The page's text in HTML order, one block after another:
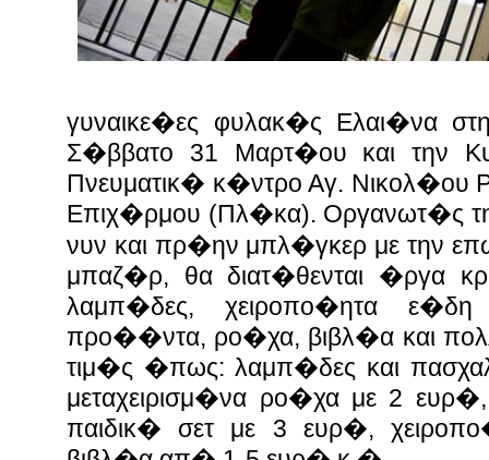
γυναικε�ες φυλακ�ς Ελαι�να
Σ�ββατο 31 Μαρτ�ου και την
Πνευματικ� κ�ντρο Αγ. Νικολ�ου
Επιχ�ρμου (Πλ�κα). Οργανωτ�ς
νυν και πρ�ην μπλ�γκερ με την
μπαζ�ρ, θα διατ�θενται �ργα
λαμπ�δες, χειροπο�ητα
προ��ντα, ρο�χα, βιβλ�α και
τιμ�ς �πως: λαμπ�δες και
μεταχειρισμ�να ρο�χα με 2
παιδικ� σετ με 3 ευρ�,